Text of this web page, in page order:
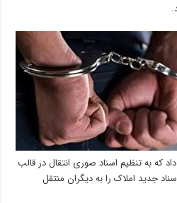
که به تنظیم اسناد صوری انتقال در قالب
جدید املاک را به دیگران منتقل